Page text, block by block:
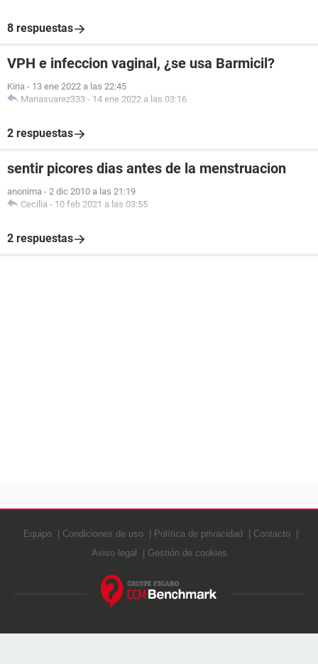
8 respuestas
VPH e infeccion vaginal, ¿se usa Barmicil?
Kiria - 13 ene 2022 a las 22:45
Mariasuarez333 - 14 ene 2022 a las 03:16
2 respuestas
sentir picores dias antes de la menstruacion
anonima - 2 dic 2010 a las 21:19
Cecilia - 10 feb 2021 a las 03:55
2 respuestas
Equipo Condiciones de uso Política de privacidad
Contacto
Aviso legal
Gestión de cookies